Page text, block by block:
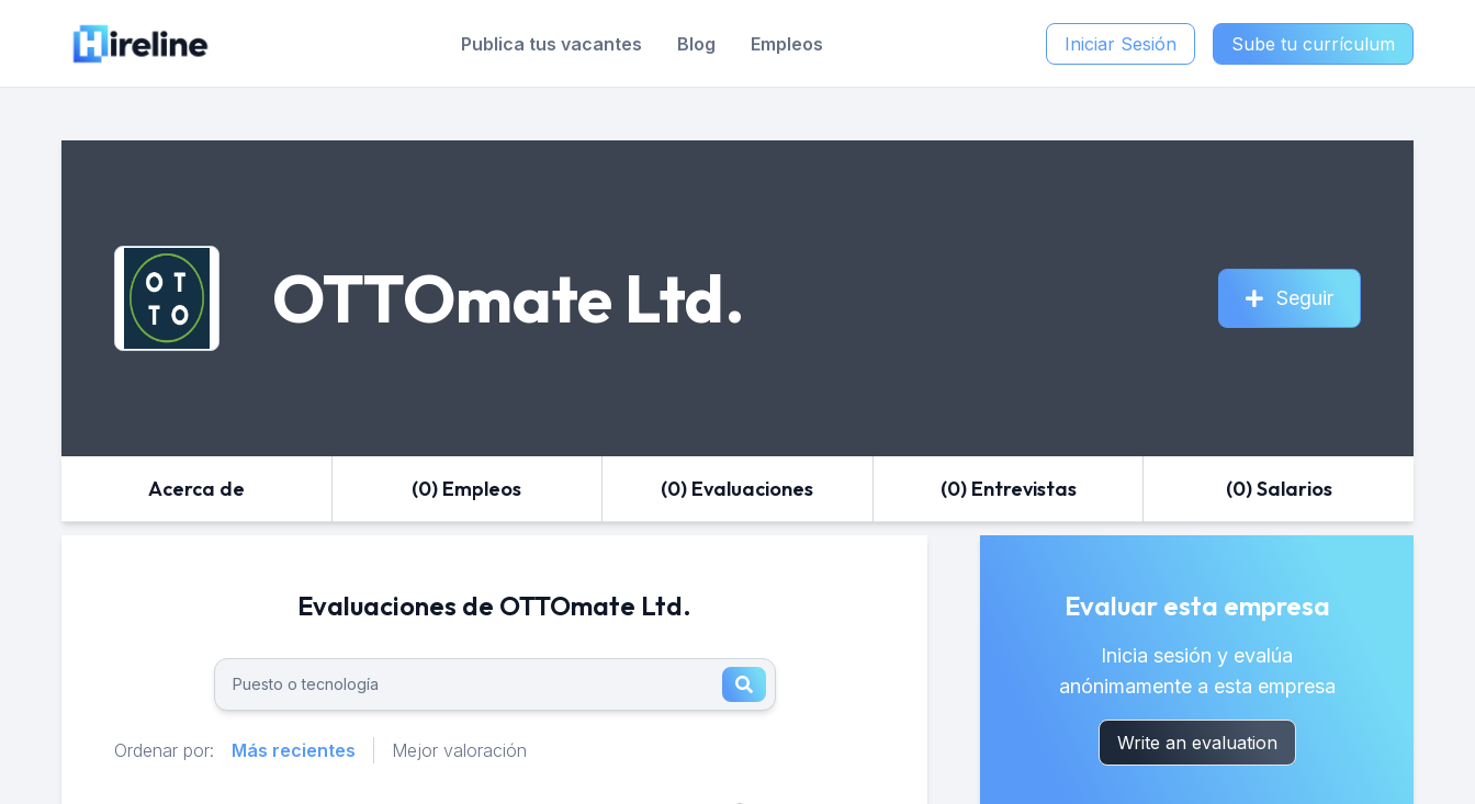
Publica tus vacantes Blog Empleos Iniciar Sesión Sube tu currículum
OTTOmate Ltd. Seguir
Acerca de (0) Empleos (0) Evaluaciones (0) Entrevistas (0) Salarios
Evaluaciones de OTTOmate Ltd.
Ordenar por: Más recientes Mejor valoración
Evaluar esta empresa
Inicia sesión y evalúa
anónimamente a esta empresa
Write an evaluation